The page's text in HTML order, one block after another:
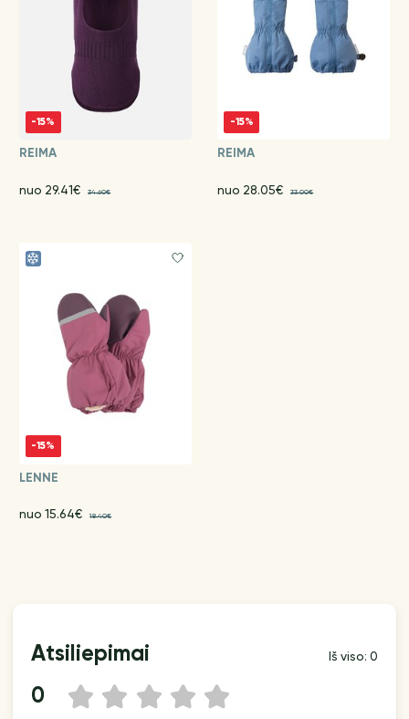
-15%
REIMA
nuo 29.41€ 34.60€
-15%
REIMA
nuo 28.05€ 33.00€
-15%
LENNE
nuo 15.64€ 18.40€
Atsiliepimai Iš viso: 0
0 5
4
3
2
1